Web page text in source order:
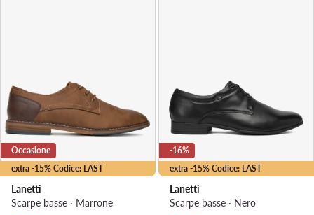
extra -15% Codice: LAST
Occasione
Lanetti
Scarpe basse · Marrone
extra -15% Codice: LAST
-16%
Lanetti
Scarpe basse · Nero